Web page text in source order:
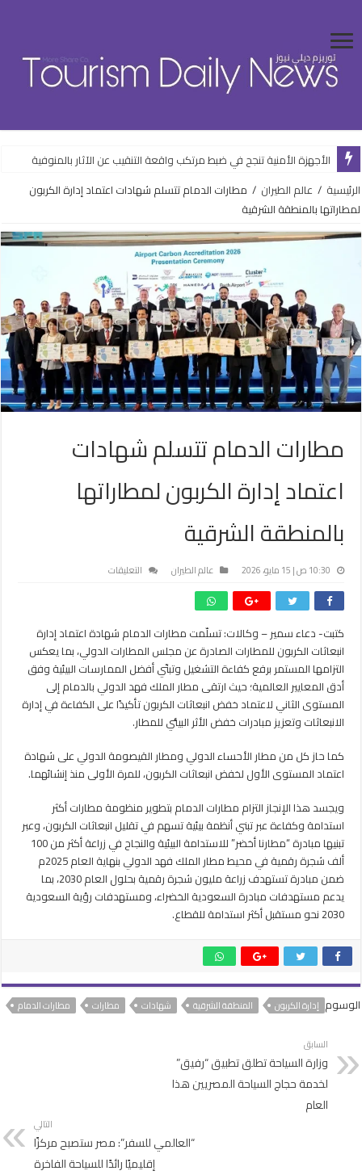
الأجهزة الأمنية تنجح في ضبط مرتكب واقعة التنقيب عن الآثار بالمنوفية
الرئيسية / عالم الطيران / مطارات الدمام تتسلم شهادات اعتماد إدارة الكربون
لمطاراتها بالمنطقة الشرقية
مطارات الدمام تتسلم شهادات
اعتماد إدارة الكربون لمطاراتها
بالمنطقة الشرقية
10:30 ص | 15 مايو، 2026 عالم الطيران التعليقات
شهادات
اعتماد
إدارة
الكربون
لمطاراتها
بالمنطقة
كتبت- دعاء سمير – وكالات: تسلّمت مطارات الدمام شهادة اعتماد إدارة
انبعاثات الكربون للمطارات الصادرة عن مجلس المطارات الدولي، بما يعكس
التزامها المستمر برفع كفاءة التشغيل وتبنّي أفضل الممارسات البيئية وفق
أدق المعايير العالمية؛ حيث ارتقى مطار الملك فهد الدولي بالدمام إلى
المستوى الثاني لاعتماد خفض انبعاثات الكربون تأكيدًا على الكفاءة في إدارة
الانبعاثات وتعزيز مبادرات خفض الأثر البيئي للمطار.
كما حاز كل من مطار الأحساء الدولي ومطار القيصومة الدولي على شهادة
اعتماد المستوى الأول لخفض انبعاثات الكربون، للمرة الأولى منذ إنشائهما.
ويجسد هذا الإنجاز التزام مطارات الدمام بتطوير منظومة مطارات أكثر
استدامة وكفاءة عبر تبني أنظمة بيئية تسهم في تقليل انبعاثات الكربون، وعبر
تبنيها مبادرة “مطارنا أخضر” للاستدامة البيئية والنجاح في زراعة أكثر من 100
ألف شجرة رقمية في محيط مطار الملك فهد الدولي بنهاية العام 2025م
ضمن مبادرة تستهدف زراعة مليون شجرة رقمية بحلول العام 2030، بما
يدعم مستهدفات مبادرة السعودية الخضراء، ومستهدفات رؤية السعودية
2030 نحو مستقبل أكثر استدامة للقطاع.
الوسوم إدارة الكربون المنطقة الشرقية شهادات مطارات مطارات الدمام
السابق
وزارة السياحة تطلق تطبيق “رفيق”
لخدمة حجاج السياحة المصريين هذا
العام
التالي
“العالمي للسفر”: مصر ستصبح مركزًا
إقليميًا رائدًا للسياحة الفاخرة